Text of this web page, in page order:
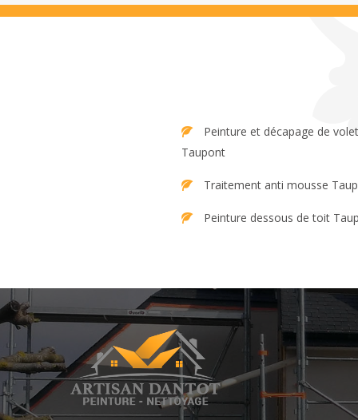
Taupont
Traitement anti mousse
Peinture dessous de toit